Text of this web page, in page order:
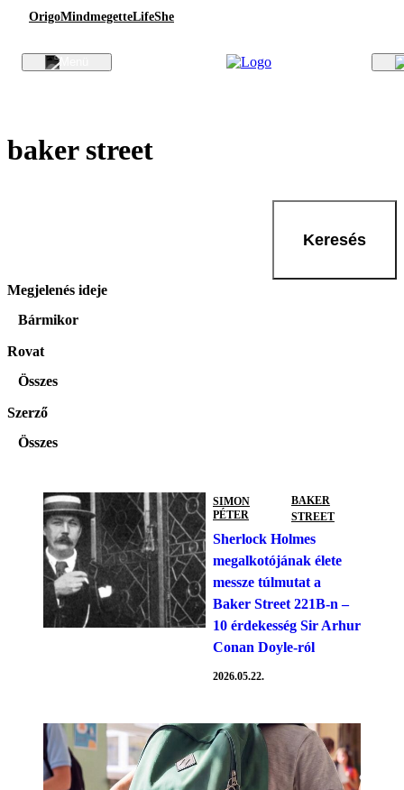
OrigoMindmegetteLifeShe
baker street
Keresés
Megjelenés ideje
Bármikor
Rovat
Összes
Szerző
Összes
SIMON
PÉTER
BAKER
STREET
Sherlock Holmes
megalkotójának élete
messze túlmutat a
Baker Street 221B-n –
10 érdekesség Sir Arhur
Conan Doyle-ról
2026.05.22.